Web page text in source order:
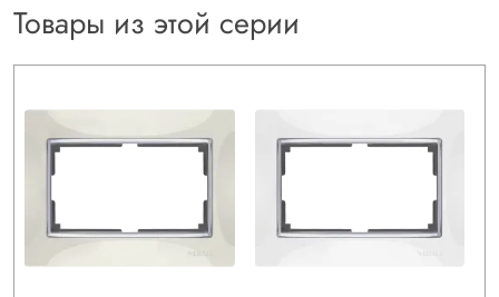
Товары из этой серии